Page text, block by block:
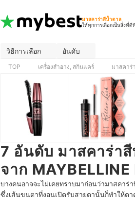
มาสคาร่าสีน้ำตาล
ให้ทุกการเลือกเป็นสิ่งที่ดี
วิธีการเลือก อันดับ
TOP เครื่องสำอาง, สกินแคร์ มาสคาร่า
7 อันดับ มาสคาร่า
จาก MAYBELLINE
บางคนอาจจะไม่เคยทราบมาก่อนว่ามาสคา
ซึ่งเส้นขนตาที่งอนเปิดรับสายตานั้นก็ทำให้ต